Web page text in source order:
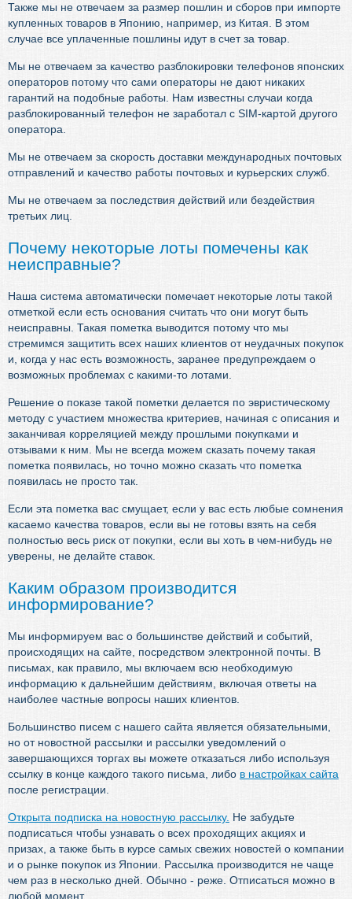
Также мы не отвечаем за размер пошлин и сборов при импорте
купленных товаров в Японию, например, из Китая. В этом
случае все уплаченные пошлины идут в счет за товар.
Мы не отвечаем за качество разблокировки телефонов японских
операторов потому что сами операторы не дают никаких
гарантий на подобные работы. Нам известны случаи когда
разблокированный телефон не заработал с SIM-картой другого
оператора.
Мы не отвечаем за скорость доставки международных почтовых
отправлений и качество работы почтовых и курьерских служб.
Мы не отвечаем за последствия действий или бездействия
третьих лиц.
Почему некоторые лоты помечены как
неисправные?
Наша система автоматически помечает некоторые лоты такой
отметкой если есть основания считать что они могут быть
неисправны. Такая пометка выводится потому что мы
стремимся защитить всех наших клиентов от неудачных покупок
и, когда у нас есть возможность, заранее предупреждаем о
возможных проблемах с какими-то лотами.
Решение о показе такой пометки делается по эвристическому
методу с участием множества критериев, начиная с описания и
заканчивая корреляцией между прошлыми покупками и
отзывами к ним. Мы не всегда можем сказать почему такая
пометка появилась, но точно можно сказать что пометка
появилась не просто так.
Если эта пометка вас смущает, если у вас есть любые сомнения
касаемо качества товаров, если вы не готовы взять на себя
полностью весь риск от покупки, если вы хоть в чем-нибудь не
уверены, не делайте ставок.
Каким образом производится
информирование?
Мы информируем вас о большинстве действий и событий,
происходящих на сайте, посредством электронной почты. В
письмах, как правило, мы включаем всю необходимую
информацию к дальнейшим действиям, включая ответы на
наиболее частные вопросы наших клиентов.
Большинство писем с нашего сайта является обязательными,
но от новостной рассылки и рассылки уведомлений о
завершающихся торгах вы можете отказаться либо используя
ссылку в конце каждого такого письма, либо в настройках сайта
после регистрации.
Открыта подписка на новостную рассылку. Не забудьте
подписаться чтобы узнавать о всех проходящих акциях и
призах, а также быть в курсе самых свежих новостей о компании
и о рынке покупок из Японии. Рассылка производится не чаще
чем раз в несколько дней. Обычно - реже. Отписаться можно в
любой момент.